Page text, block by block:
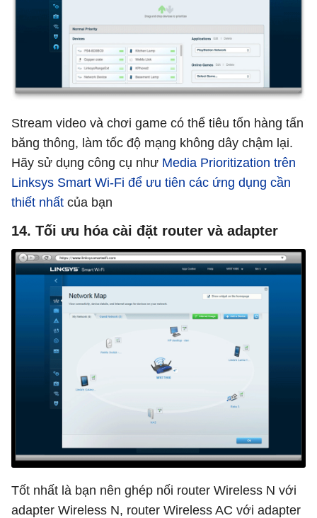
Stream video và chơi game có thể tiêu tốn hàng tấn
băng thông, làm tốc độ mạng không dây chậm lại.
Hãy sử dụng công cụ như Media Prioritization trên
Linksys Smart Wi-Fi để ưu tiên các ứng dụng cần
thiết nhất của bạn
14. Tối ưu hóa cài đặt router và adapter
Tốt nhất là bạn nên ghép nối router Wireless N với
adapter Wireless N, router Wireless AC với adapter